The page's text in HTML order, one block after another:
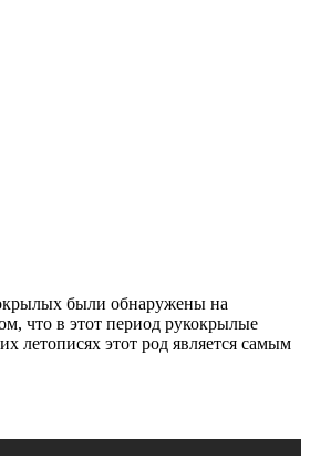
были обнаружены на
что в этот период рукокрылые
летописях этот род является самым